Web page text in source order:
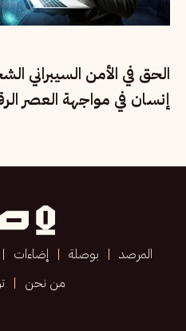
الحق في الأمن السيبراني
إنسان في مواجهة العصر
المرصد بوصلة إضاءات
من نحن